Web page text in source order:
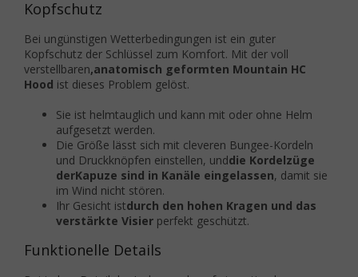
Kopfschutz
Bei ungünstigen Wetterbedingungen ist ein guter
Kopfschutz der Schlüssel zum Komfort. Mit der voll
verstellbaren,anatomisch geformten Mountain HC
Hood ist dieses Problem gelöst.
Sie ist helmtauglich und kann mit oder ohne Helm
aufgesetzt werden.
Die Größe lässt sich mit cleveren Bungee-Kordeln
und Druckknöpfen einstellen, unddie Kordelzüge
derKapuze sind in Kanäle eingelassen, damit sie
im Wind nicht stören.
Ihr Gesicht istdurch den hohen Kragen und das
verstärkte Visier perfekt geschützt.
Funktionelle Details